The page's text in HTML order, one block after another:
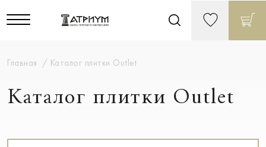
Главная Каталог плитки Outlet
Каталог плитки Outlet